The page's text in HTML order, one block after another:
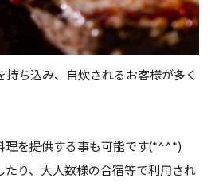
持ち込み、自炊されるお客様が多く
理を提供する事も可能です(*^^*)
たり、大人数様の合宿等で利用され